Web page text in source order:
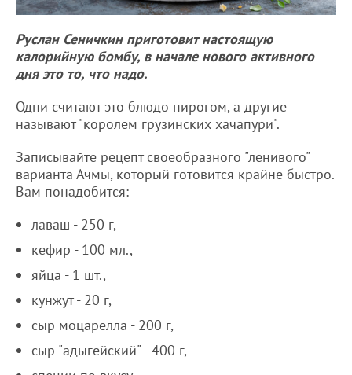
Руслан Сеничкин приготовит настоящую
калорийную бомбу, в начале нового активного
дня это то, что надо.
Одни считают это блюдо пирогом, а другие
называют "королем грузинских хачапури".
Записывайте рецепт своеобразного "ленивого"
варианта Ачмы, который готовится крайне быстро.
Вам понадобится:
лаваш - 250 г,
кефир - 100 мл.,
яйца - 1 шт.,
кунжут - 20 г,
сыр моцарелла - 200 г,
сыр "адыгейский" - 400 г,